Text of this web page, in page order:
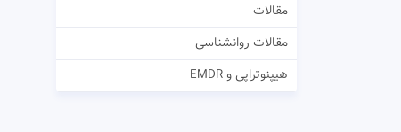
مقالات
مقالات روانشناسی
هیپنوتراپی و EMDR